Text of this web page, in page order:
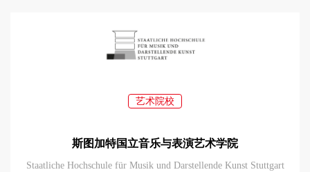
艺术院校
斯图加特国立音乐与表演艺术学院
Staatliche Hochschule für Musik und Darstellende Kunst Stuttgart